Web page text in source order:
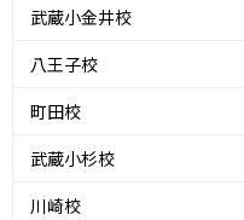
武蔵小金井校
八王子校
町田校
武蔵小杉校
川崎校